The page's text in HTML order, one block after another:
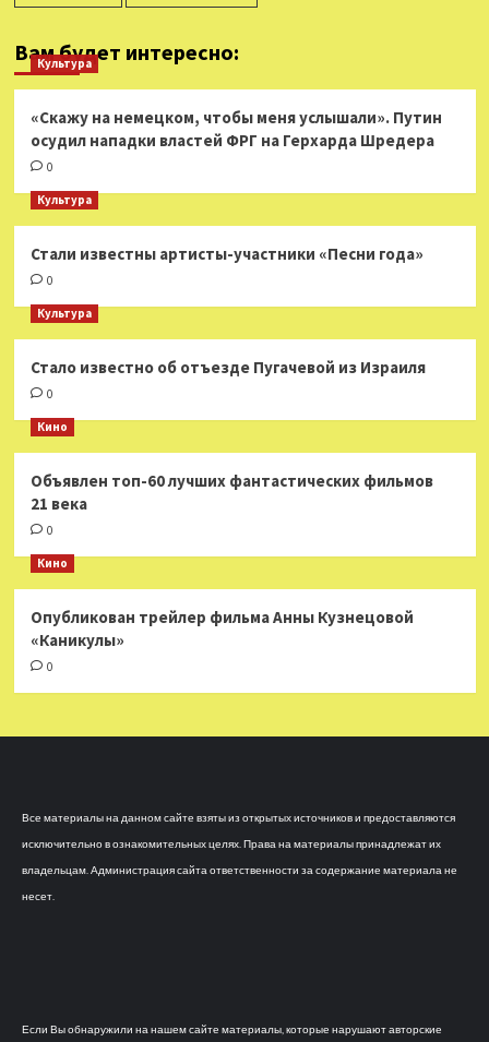
Вам будет интересно:
Культура
«Скажу на немецком, чтобы меня услышали». Путин
осудил нападки властей ФРГ на Герхарда Шредера
0
Культура
Стали известны артисты-участники «Песни года»
0
Культура
Стало известно об отъезде Пугачевой из Израиля
0
Кино
Объявлен топ-60 лучших фантастических фильмов
21 века
0
Кино
Опубликован трейлер фильма Анны Кузнецовой
«Каникулы»
0
Все материалы на данном сайте взяты из открытых источников и предоставляются
исключительно в ознакомительных целях. Права на материалы принадлежат их
владельцам. Администрация сайта ответственности за содержание материала не
несет.
Если Вы обнаружили на нашем сайте материалы, которые нарушают авторские